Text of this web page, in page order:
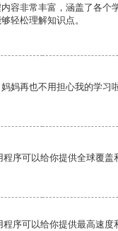
容非常丰富，涵盖了各个
轻松理解知识点。
妈再也不用担心我的学习
序可以给你提供全球覆盖
序可以给你提供最高速度